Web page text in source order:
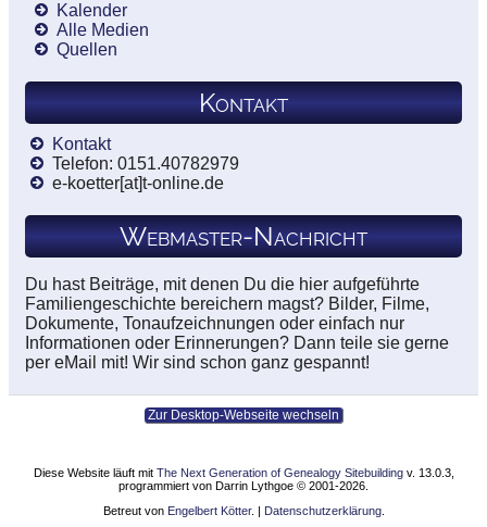
Kalender
Alle Medien
Quellen
Kontakt
Kontakt
Telefon: 0151.40782979
e-koetter[at]t-online.de
Webmaster-Nachricht
Du hast Beiträge, mit denen Du die hier aufgeführte
Familiengeschichte bereichern magst? Bilder, Filme,
Dokumente, Tonaufzeichnungen oder einfach nur
Informationen oder Erinnerungen? Dann teile sie gerne
per eMail mit! Wir sind schon ganz gespannt!
Zur Desktop-Webseite wechseln
Diese Website läuft mit The Next Generation of Genealogy Sitebuildingv. 13.0.3,
programmiert von Darrin Lythgoe © 2001-2026.
Betreut von Engelbert Kötter. | Datenschutzerklärung.